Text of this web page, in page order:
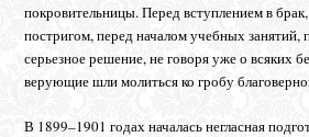
покровительницы. Перед вступлением в
постригом, перед началом учебных занятий,
серьезное решение, не говоря уже о всяких
верующие шли молиться ко гробу
В 1899–1901 годах началась негласная